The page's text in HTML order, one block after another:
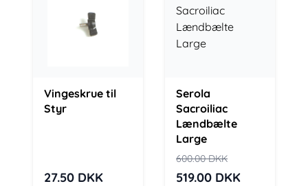
Vingeskrue til
Styr
27.50 DKK
Serola
Sacroiliac
Lændbælte
Large
600.00DKK
519.00 DKK